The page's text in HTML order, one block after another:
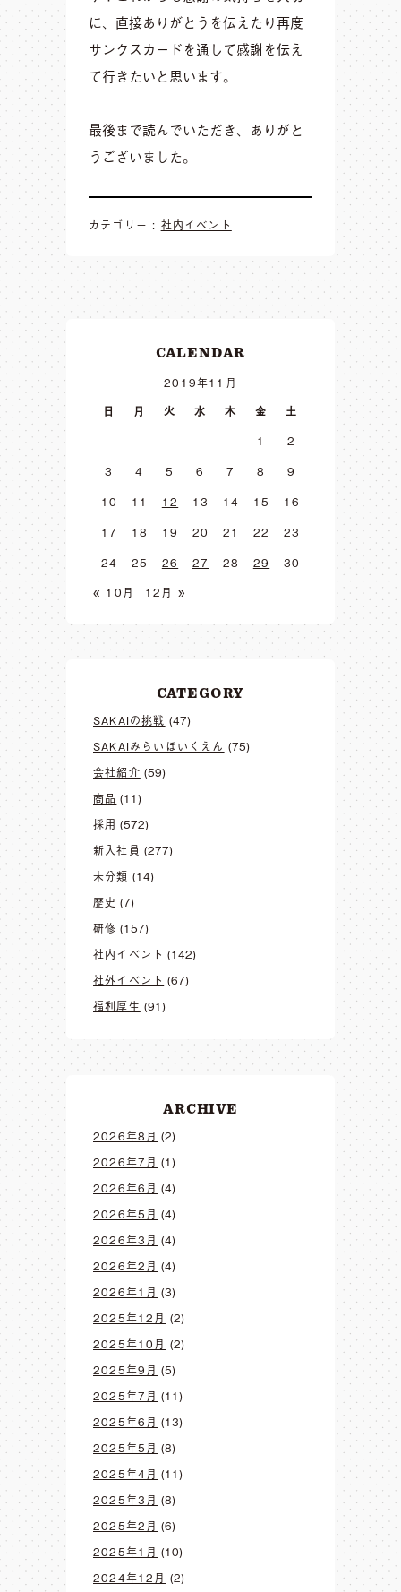
に、直接ありがとうを伝えたり再度
サンクスカードを通して感謝を伝え
て行きたいと思います。
最後まで読んでいただき、ありがと
うございました。
カテゴリー : 社内イベント
CALENDAR
2019年11月
日
月 火 水 木 金
土
1
2
3
4 5 6 7 8
9
10
11 12 13 14 15
16
17
18 19 20 21 22
23
24
25 26 27 28 29
30
« 10月
12月 »
CATEGORY
SAKAIの挑戦 (47)
SAKAIみらいほいくえん (75)
会社紹介 (59)
商品 (11)
採用 (572)
新入社員 (277)
未分類 (14)
歴史 (7)
研修 (157)
社内イベント (142)
社外イベント (67)
福利厚生 (91)
ARCHIVE
2026年8月 (2)
2026年7月 (1)
2026年6月 (4)
2026年5月 (4)
2026年3月 (4)
2026年2月 (4)
2026年1月 (3)
2025年12月 (2)
2025年10月 (2)
2025年9月 (5)
2025年7月 (11)
2025年6月 (13)
2025年5月 (8)
2025年4月 (11)
2025年3月 (8)
2025年2月 (6)
2025年1月 (10)
2024年12月 (2)